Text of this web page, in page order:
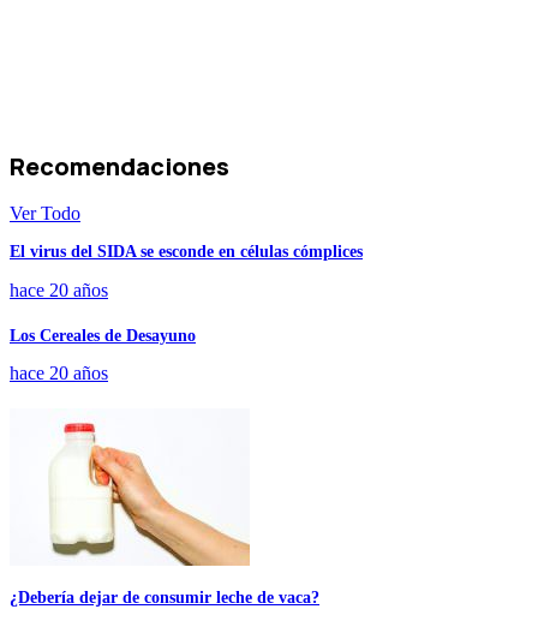
Recomendaciones
Ver Todo
El virus del SIDA se esconde en células cómplices
hace 20 años
Los Cereales de Desayuno
hace 20 años
¿Debería dejar de consumir leche de vaca?